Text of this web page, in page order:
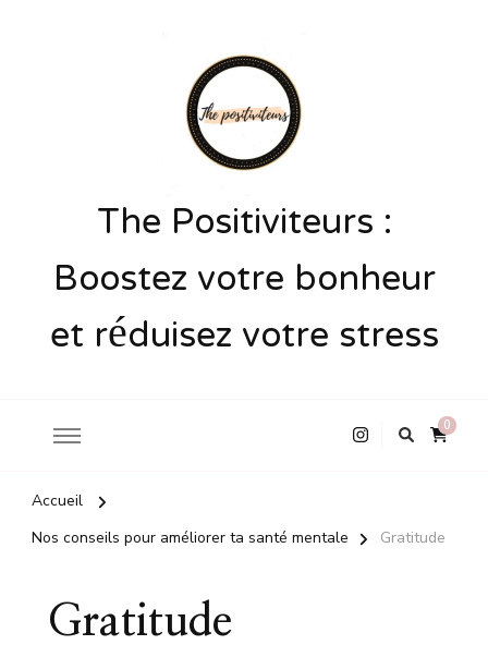
The Positiviteurs :
Boostez votre bonheur
et réduisez votre stress
0
Accueil
Nos conseils pour améliorer ta santé mentale
Gratitude
Gratitude